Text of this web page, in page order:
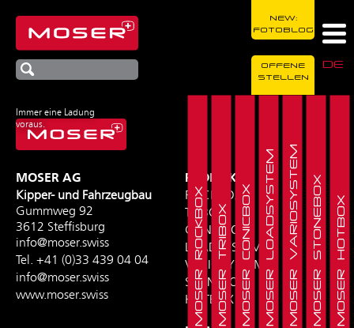
Immer eine Ladung
voraus.
DE
NEW:
FOTOBLOG
OFFENE
STELLEN
MOSER ROCKBOXMOSER TRIBOXMOSER CONICBOXMOSER LOADSYSTEMMOSER VARIOSYSTEMMOSER STONEBOXMOSER HOTBOX
MOSER AG
Kipper- und Fahrzeugbau
Gummweg 92
3612 Steffisburg
info@moser.swiss
Tel. +41 (0)33 439 04 04
info@moser.swiss
www.moser.swiss
PRODUKTE
ROCKBOX
TRIBOX
CONICBOX
LOADSYSTEM
VARIOSYSTEM
STONEBOX
HOTBOX